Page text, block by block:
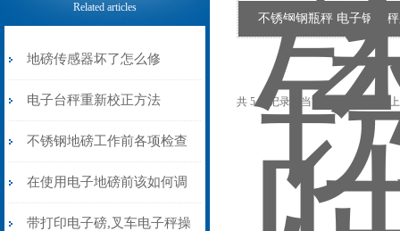
Related articles
地磅传感器坏了怎么修
电子台秤重新校正方法
不锈钢地磅工作前各项检查
工序
在使用电子地磅前该如何调
整测试它？
带打印电子磅,叉车电子秤操
不锈钢钢瓶秤 电子钢瓶
共 5 条记录，当前 1 / 1 页 首页